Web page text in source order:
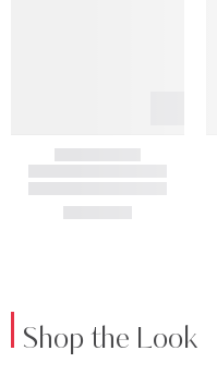
Shop the Look